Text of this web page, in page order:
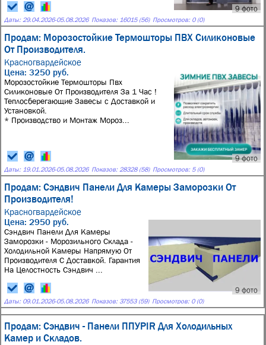
9 фото
Даты: 29.04.2026-05.08.2026 Показов: 16015 (56) Просмотров: 0 (0)
Продам: Морозостойкие Термошторы ПВХ Силиконовые
От Производителя.
Красногвардейское
9 фото
Цена: 3250 руб.
Морозостойкие Термошторы Пвх
Силиконовые От Производителя За 1 Час !
Теплосберегающие Завесы с Доставкой и
Установкой.
* Производство и Монтаж Мороз...
Даты: 19.01.2026-05.08.2026 Показов: 28328 (58) Просмотров: 5 (0)
Продам: Сэндвич Панели Для Камеры Заморозки От
Производителя!
Красногвардейское
9 фото
Цена: 2950 руб.
Сэндвич Панели Для Камеры
Заморозки - Морозильного Склада -
Холодильной Камеры Напрямую От
Производителя С Доставкой. Гарантия
На Целостность Сэндвич ...
Даты: 09.01.2026-05.08.2026 Показов: 37553 (59) Просмотров: 0 (0)
Продам: Сэндвич - Панели ППУPIR Для Холодильных
Камер и Складов.